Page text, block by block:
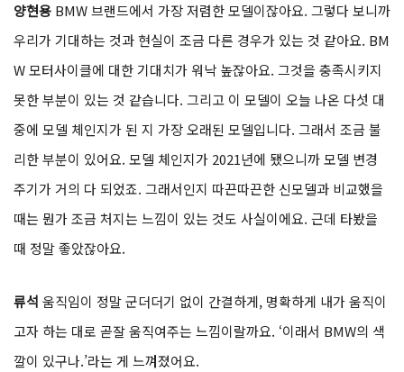
양현용 BMW 브랜드에서 가장 저렴한 모델이잖아요. 그렇다 보니까
우리가 기대하는 것과 현실이 조금 다른 경우가 있는 것 같아요. BM
W 모터사이클에 대한 기대치가 워낙 높잖아요. 그것을 충족시키지
못한 부분이 있는 것 같습니다. 그리고 이 모델이 오늘 나온 다섯 대
중에 모델 체인지가 된 지 가장 오래된 모델입니다. 그래서 조금 불
리한 부분이 있어요. 모델 체인지가 2021년에 됐으니까 모델 변경
주기가 거의 다 되었죠. 그래서인지 따끈따끈한 신모델과 비교했을
때는 뭔가 조금 처지는 느낌이 있는 것도 사실이에요. 근데 타봤을
때 정말 좋았잖아요.
류석 움직임이 정말 군더더기 없이 간결하게, 명확하게 내가 움직이
고자 하는 대로 곧잘 움직여주는 느낌이랄까요. ‘이래서 BMW의 색
깔이 있구나.’라는 게 느껴졌어요.